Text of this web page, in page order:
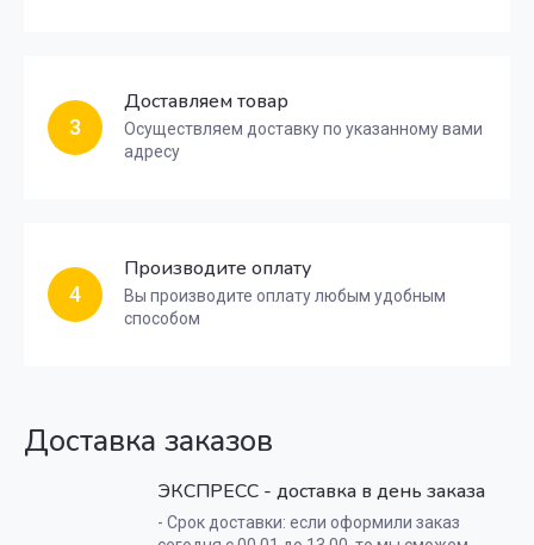
3
Доставляем товар
Осуществляем доставку по указанному вами
адресу
4
Производите оплату
Вы производите оплату любым удобным
способом
Доставка заказов
ЭКСПРЕСС - доставка в день заказа
- Срок доставки: если оформили заказ